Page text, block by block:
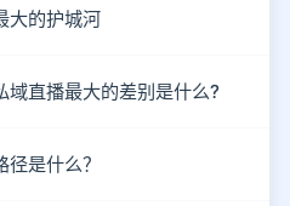
大的护城河
域直播最大的差别是什么?
是什么？